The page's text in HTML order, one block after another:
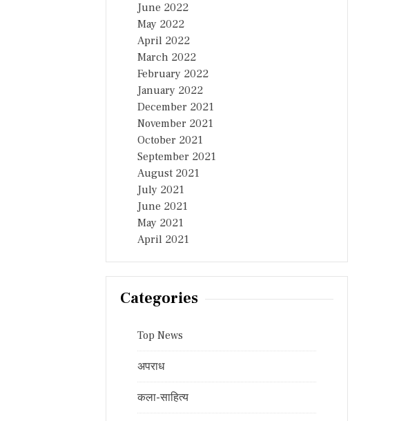
June 2022
May 2022
April 2022
March 2022
February 2022
January 2022
December 2021
November 2021
October 2021
September 2021
August 2021
July 2021
June 2021
May 2021
April 2021
Categories
Top News
अपराध
कला-साहित्य